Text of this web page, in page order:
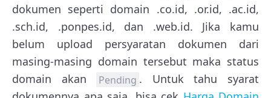
dokumen seperti domain .co.id, .or.id, .ac.id,
.sch.id, .ponpes.id, dan .web.id. Jika kamu
belum upload persyaratan dokumen dari
masing-masing domain tersebut maka status
domain akan
Pending . Untuk tahu syarat